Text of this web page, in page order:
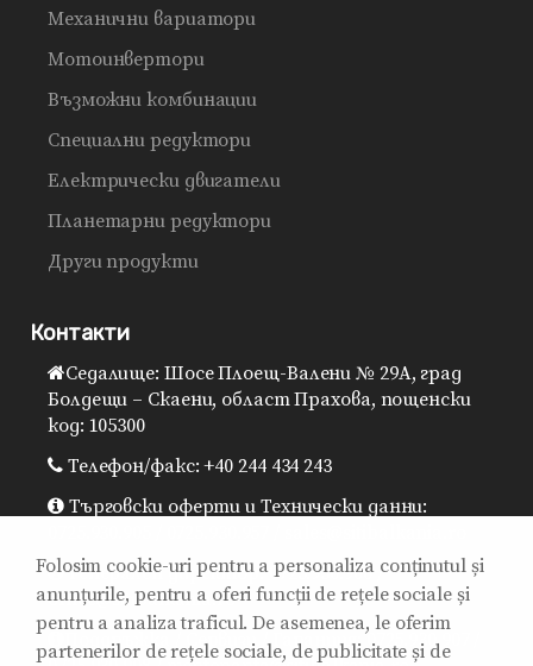
Механични вариатори
Мотоинвертори
Възможни комбинации
Специални редуктори
Електрически двигатели
Планетарни редуктори
Други продукти
Контакти
Седалище: Шосе Плоещ-Валени № 29A, град
Болдещи – Скаени, област Прахова, пощенски
код: 105300
Телефон/факс: +40 244 434 243
Търговски оферти и Технически данни:
Генерален директор: 0725.930.906 /
office@sitibalkania.ro
Поддръжка / Сервизи / Гаранция: 0725.930.907 /
Folosim cookie-uri pentru a personaliza conținutul și
anunțurile, pentru a oferi funcții de rețele sociale și
pentru a analiza traficul. De asemenea, le oferim
partenerilor de rețele sociale, de publicitate și de